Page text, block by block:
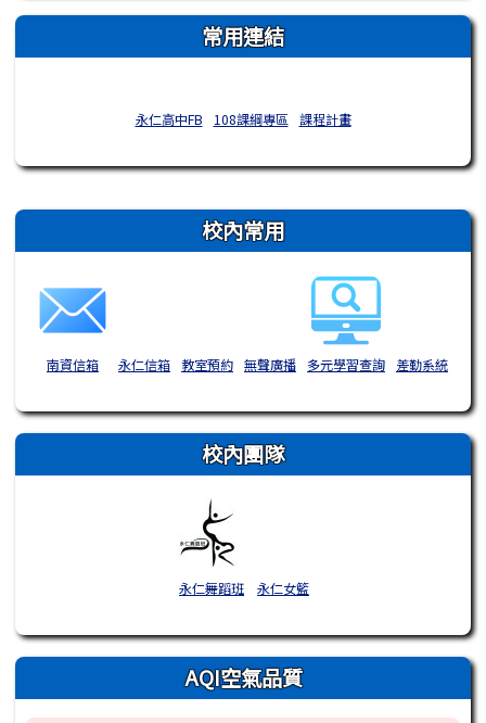
常用連結
永仁高中FB 108課綱專區 課程計畫
右邊區域內容 校內常用
南資信箱 永仁信箱 教室預約 無聲廣播 多元學習查詢 差勤系統
校內團隊
永仁舞蹈班 永仁女籃
AQI空氣品質